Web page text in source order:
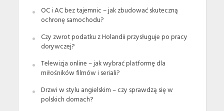
OC i AC bez tajemnic – jak zbudować skuteczną
ochronę samochodu?
Czy zwrot podatku z Holandii przysługuje po pracy
dorywczej?
Telewizja online – jak wybrać platformę dla
miłośników filmów i seriali?
Drzwi w stylu angielskim – czy sprawdzą się w
polskich domach?